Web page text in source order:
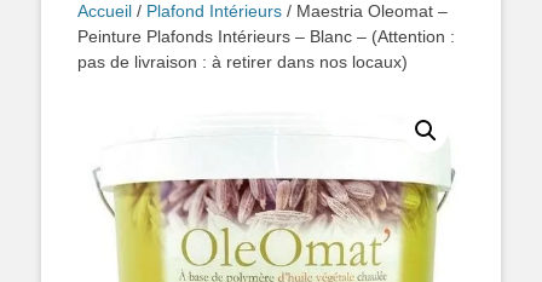
Accueil / Plafond Intérieurs / Maestria Oleomat –
Peinture Plafonds Intérieurs – Blanc – (Attention :
pas de livraison : à retirer dans nos locaux)